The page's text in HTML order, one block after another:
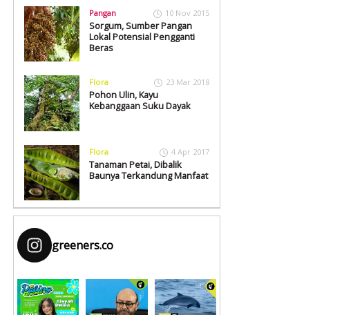
Pangan 10 Nov 2015
Sorgum, Sumber Pangan
Lokal Potensial Pengganti
Beras
Flora 23 Mar 2018
Pohon Ulin, Kayu
Kebanggaan Suku Dayak
Flora 4 Apr 2017
Tanaman Petai, Dibalik
Baunya Terkandung Manfaat
greeners.co